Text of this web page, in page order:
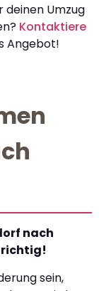
Umzug
Kontaktiere
Angebot!
nach
richtig!
sein,